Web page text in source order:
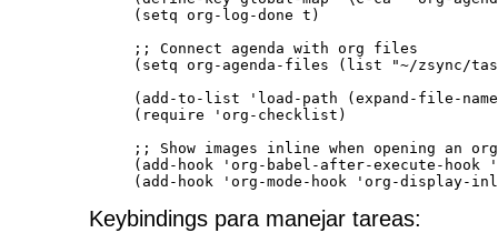
(setq org-log-done t)
;; Connect agenda with org files
(setq org-agenda-files (list "~/zsync/
(add-to-list 'load-path (expand-file-
(require 'org-checklist)
;; Show images inline when opening an
(add-hook 'org-babel-after-execute-
(add-hook 'org-mode-hook 'org-display-
Keybindings para manejar tareas: